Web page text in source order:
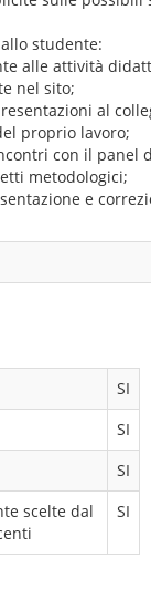
studente:
alle attività
nel sito;
al
proprio lavoro;
con il panel
metodologici;
e
SI
SI
SI
scelte dal
SI